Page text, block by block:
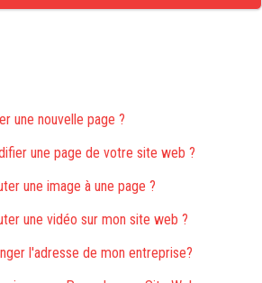
une nouvelle page ?
une page de votre site web ?
une image à une page ?
une vidéo sur mon site web ?
l'adresse de mon entreprise?